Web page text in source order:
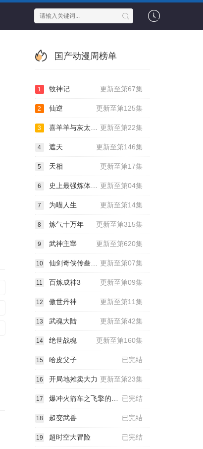
国产动漫周榜单
更新至第67集
1 牧神记
更新至第125集
2 仙逆
更新至第22集
3 喜羊羊与灰太狼之古古怪界有古怪
更新至第146集
4 遮天
更新至第17集
5 天相
更新至第04集
6 史上最强炼体老祖
更新至第14集
7 为喵人生
更新至第315集
8 炼气十万年
更新至第620集
9 武神主宰
更新至第07集
10 仙剑奇侠传叁动漫
更新至第09集
11 百炼成神3
更新至第11集
12 傲世丹神
更新至第42集
13 武魂大陆
更新至第160集
14 绝世战魂
已完结
15 哈皮父子
更新至第23集
16 开局地摊卖大力
已完结
17 爆冲火箭车之飞擎的召唤
已完结
18 超变武兽
已完结
19 超时空大冒险